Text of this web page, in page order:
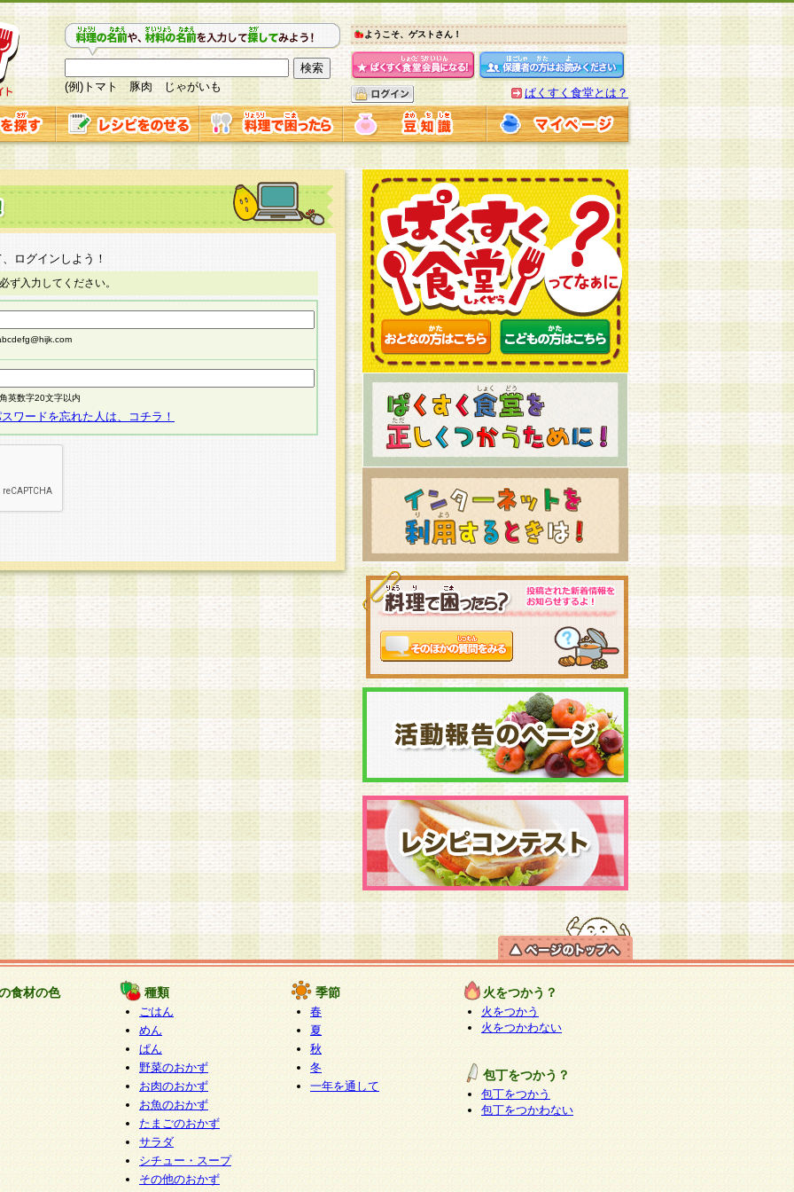
(例)トマト 豚肉 じゃがいも
ようこそ、ゲストさん！
ぱくすく食堂とは？
ログインしよう！
ず入力してください。
英数字20文字以内
ワードを忘れた人は、コチラ！
食材の色 種類
ごはん
めん
ぱん
野菜のおかず
お肉のおかず
お魚のおかず
たまごのおかず
サラダ
シチュー・スープ
その他のおかず
季節
春
夏
秋
冬
一年を通して
火をつかう？
火をつかう
火をつかわない
包丁をつかう？
包丁をつかう
包丁をつかわない